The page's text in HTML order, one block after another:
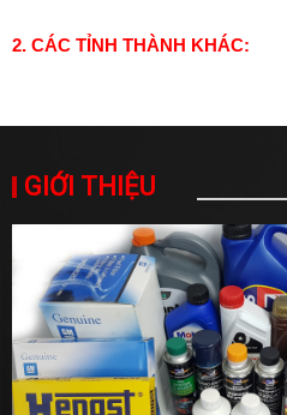
2. CÁC TỈNH THÀNH KHÁC:
GIỚI THIỆU